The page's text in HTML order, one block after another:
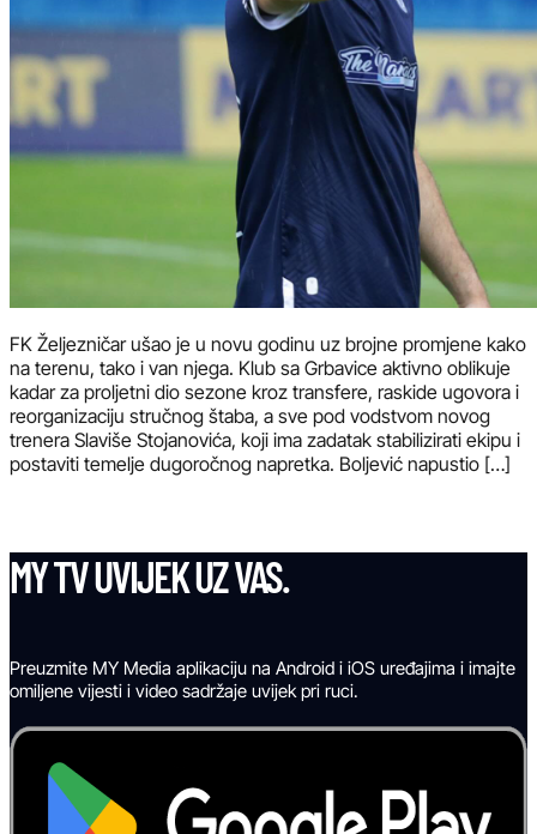
FK Željezničar ušao je u novu godinu uz brojne promjene kako
na terenu, tako i van njega. Klub sa Grbavice aktivno oblikuje
kadar za proljetni dio sezone kroz transfere, raskide ugovora i
reorganizaciju stručnog štaba, a sve pod vodstvom novog
trenera Slaviše Stojanovića, koji ima zadatak stabilizirati ekipu i
postaviti temelje dugoročnog napretka. Boljević napustio […]
MY TV UVIJEK UZ VAS.
Preuzmite MY Media aplikaciju na Android i iOS uređajima i imajte
omiljene vijesti i video sadržaje uvijek pri ruci.